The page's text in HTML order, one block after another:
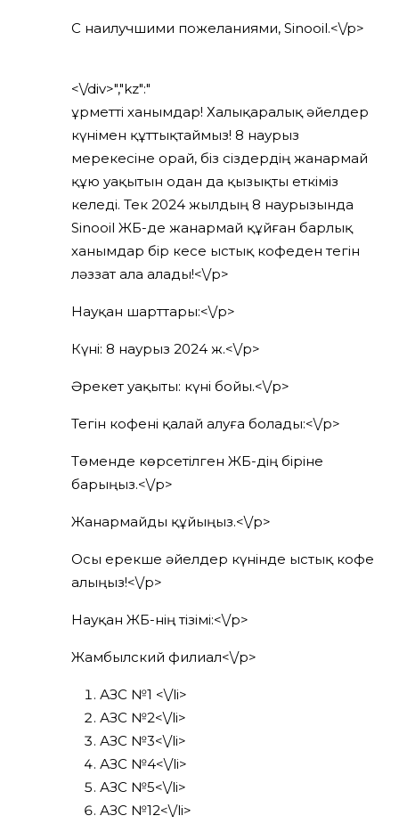
С наилучшими пожеланиями, Sinooil.<\/p>
<\/div>","kz":"
Құрметті ханымдар! Халықаралық әйелдер
күнімен құттықтаймыз! 8 наурыз
мерекесіне орай, біз сіздердің жанармай
құю уақытын одан да қызықты еткіміз
келеді. Тек 2024 жылдың 8 наурызында
Sinooil ЖҚБ-де жанармай құйған барлық
ханымдар бір кесе ыстық кофеден тегін
ләззат ала алады!<\/p>
Науқан шарттары:<\/p>
Күні: 8 наурыз 2024 ж.<\/p>
Әрекет уақыты: күні бойы.<\/p>
Тегін кофені қалай алуға болады:<\/p>
Төменде көрсетілген ЖҚБ-дің біріне
барыңыз.<\/p>
Жанармайды құйыңыз.<\/p>
Осы ерекше әйелдер күнінде ыстық кофе
алыңыз!<\/p>
Науқан ЖҚБ-нің тізімі:<\/p>
Жамбылский филиал<\/p>
АЗС №1 <\/li>
АЗС №2<\/li>
АЗС №3<\/li>
АЗС №4<\/li>
АЗС №5<\/li>
АЗС №12<\/li>